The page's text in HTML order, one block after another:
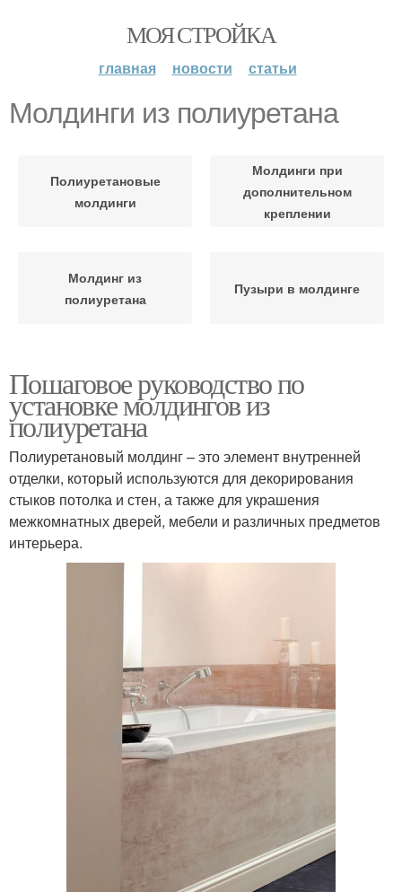
МОЯ СТРОЙКА
главная новости статьи
Молдинги из полиуретана
Полиуретановые
молдинги
Молдинги при
дополнительном
креплении
Молдинг из
полиуретана
Пузыри в молдинге
Пошаговое руководство по
установке молдингов из
полиуретана
Полиуретановый молдинг – это элемент внутренней
отделки, который используются для декорирования
стыков потолка и стен, а также для украшения
межкомнатных дверей, мебели и различных предметов
интерьера.